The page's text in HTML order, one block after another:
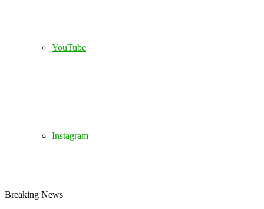
YouTube
Instagram
Breaking News